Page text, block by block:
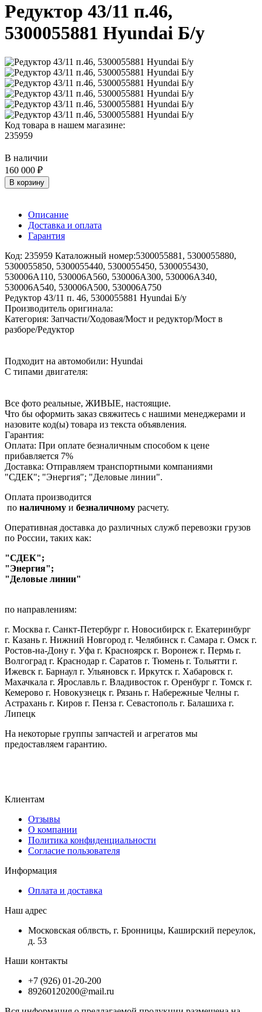
Редуктор 43/11 п.46,
5300055881 Hyundai Б/у
Код товара в нашем магазине:
235959
В наличии
160 000 ₽
В корзину
Описание
Доставка и оплата
Гарантия
Код: 235959 Каталожный номер:5300055881, 5300055880,
5300055850, 5300055440, 5300055450, 5300055430,
530006A110, 530006A560, 530006A300, 530006A340,
530006A540, 530006A500, 530006A750
Редуктор 43/11 п. 46, 5300055881 Hyundai Б/у
Производитель оригинала:
Категория: Запчасти/Ходовая/Мост и редуктор/Мост в
разборе/Редуктор
Подходит на автомобили: Hyundai
С типами двигателя:
Все фото реальные, ЖИВЫЕ, настоящие.
Что бы оформить заказ свяжитесь с нашими менеджерами и
назовите код(ы) товара из текста объявления.
Гарантия:
Оплата: При оплате безналичным способом к цене
прибавляется 7%
Доставка: Отправляем транспортными компаниями
"СДЕК"; "Энергия"; "Деловые линии".
Оплата производится
по наличному и безналичному расчету.
Оперативная доставка до различных служб перевозки грузов
по России, таких как:
"СДЕК";
"Энергия";
"Деловые линии"
по направлениям:
г. Москва г. Санкт-Петербург г. Новосибирск г. Екатеринбург
г. Казань г. Нижний Новгород г. Челябинск г. Самара г. Омск г.
Ростов-на-Дону г. Уфа г. Красноярск г. Воронеж г. Пермь г.
Волгоград г. Краснодар г. Саратов г. Тюмень г. Тольятти г.
Ижевск г. Барнаул г. Ульяновск г. Иркутск г. Хабаровск г.
Махачкала г. Ярославль г. Владивосток г. Оренбург г. Томск г.
Кемерово г. Новокузнецк г. Рязань г. Набережные Челны г.
Астрахань г. Киров г. Пенза г. Севастополь г. Балашиха г.
Липецк
На некоторые группы запчастей и агрегатов мы
предоставляем гарантию.
Клиентам
Отзывы
О компании
Политика конфиденциальности
Согласие пользователя
Информация
Оплата и доставка
Наш адрес
Московская облвсть, г. Бронницы, Каширский переулок,
д. 53
Наши контакты
+7 (926) 01-20-200
89260120200@mail.ru